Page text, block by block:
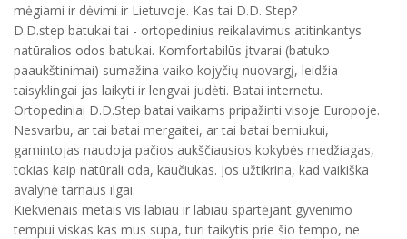
mėgiami ir dėvimi ir Lietuvoje. Kas tai D.D. Step?
D.D.step batukai tai - ortopedinius reikalavimus atitinkantys
natūralios odos batukai. Komfortabilūs įtvarai (batuko
paaukštinimai) sumažina vaiko kojyčių nuovargį, leidžia
taisyklingai jas laikyti ir lengvai judėti. Batai internetu.
Ortopediniai D.D.Step batai vaikams pripažinti visoje Europoje.
Nesvarbu, ar tai batai mergaitei, ar tai batai berniukui,
gamintojas naudoja pačios aukščiausios kokybės medžiagas,
tokias kaip natūrali oda, kaučiukas. Jos užtikrina, kad vaikiška
avalynė tarnaus ilgai.
Kiekvienais metais vis labiau ir labiau spartėjant gyvenimo
tempui viskas kas mus supa, turi taikytis prie šio tempo, ne